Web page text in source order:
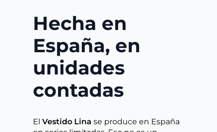
Hecha en
España, en
unidades
contadas
El Vestido Lina se produce en España